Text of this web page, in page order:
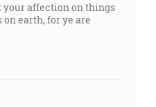
your affection on things
earth, for ye are